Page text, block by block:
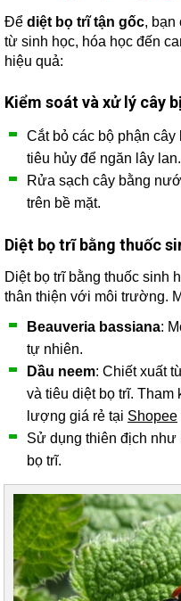
Để diệt bọ trĩ tận gốc, bạn
từ sinh học, hóa học đến
hiệu quả:
Kiểm soát và xử lý cây
Cắt bỏ các bộ phận cây
tiêu hủy để ngăn lây lan.
Rửa sạch cây bằng
trên bề mặt.
Diệt bọ trĩ bằng thuốc
Diệt bọ trĩ bằng thuốc sinh
thân thiện với môi trường.
Beauveria bassiana:
tự nhiên.
Dầu neem: Chiết xuất
và tiêu diệt bọ trĩ. Tham
lượng giá rẻ tại Shopee
Sử dụng thiên địch như
bọ trĩ.